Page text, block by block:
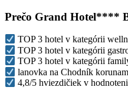
Prečo Grand Hotel****
TOP 3 hotel v kategórii
TOP 3 hotel v kategórii
TOP 3 hotel v kategórii
lanovka na Chodník
4,8/5 hviezdičiek v